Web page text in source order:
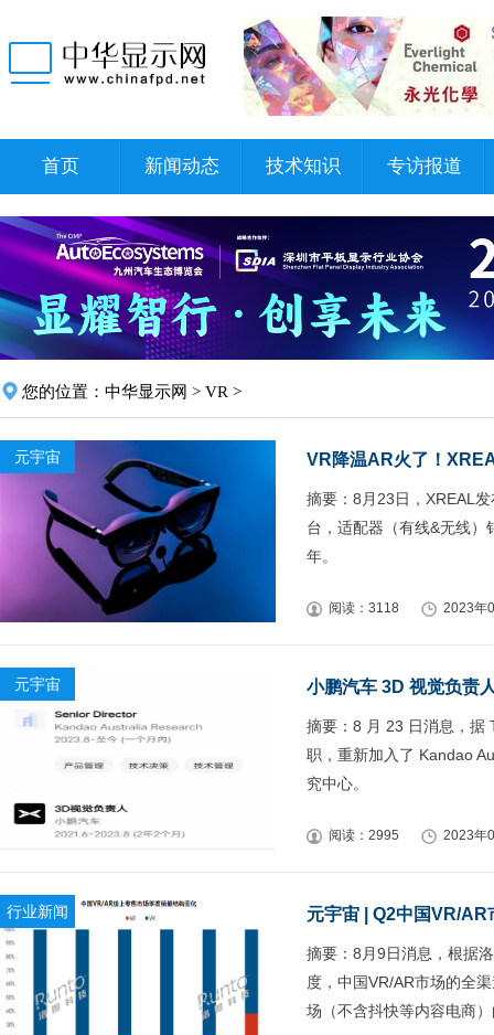
首页 新闻动态 技术知识 专访报道
您的位置： 中华显示网 > VR >
元宇宙 VR降温AR火了！
摘要：8月23日，XREAL
台，适配器（有线&无线）
年。
阅读：3118 2023年
元宇宙 小鹏汽车 3D 视觉负责
摘要：8 月 23 日消息，据
职，重新加入了 Kandao
究中心。
阅读：2995 2023年
行业新闻 元宇宙 | Q2中国VR/
摘要：8月9日消息，根据
度，中国VR/AR市场的全
场（不含抖快等内容电商